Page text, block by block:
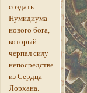
создать
Нумидиума -
нового бога,
который
черпал силу
непосредственно
из Сердца
Лорхана.